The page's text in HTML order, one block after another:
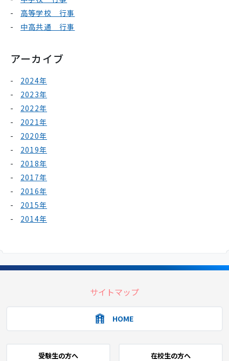
高等学校 行事
中高共通 行事
アーカイブ
2024年
2023年
2022年
2021年
2020年
2019年
2018年
2017年
2016年
2015年
2014年
サイトマップ
HOME
受験生の方へ 在校生の方へ